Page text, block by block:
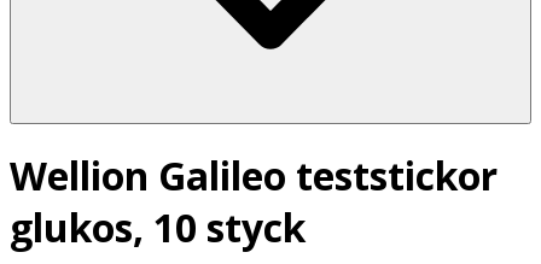
Wellion Galileo teststickor
glukos, 10 styck